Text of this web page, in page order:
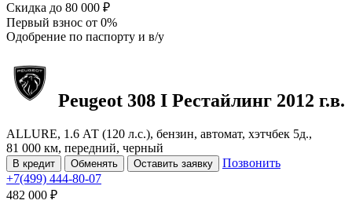
Скидка до 80 000 ₽
Первый взнос от 0%
Одобрение по паспорту и в/у
Peugeot 308 I Рестайлинг 2012 г.в.
ALLURE, 1.6 АТ (120 л.с.), бензин, автомат, хэтчбек 5д.,
81 000 км, передний, черный
В кредит Обменять Оставить заявку
Позвонить
+7(499) 444-80-07
482 000 ₽